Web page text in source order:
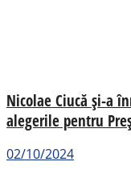
Nicolae Ciucă și-a
alegerile pentru
02/10/2024